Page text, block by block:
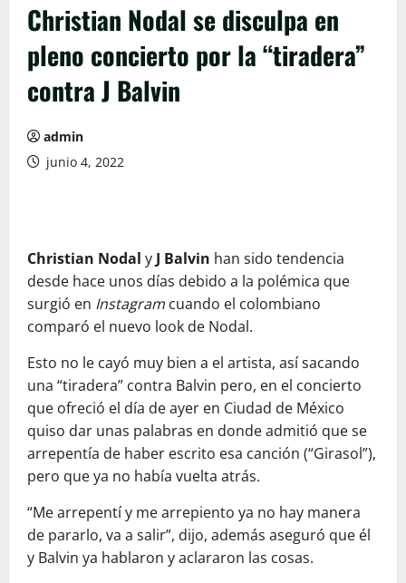
Christian Nodal se disculpa en
pleno concierto por la “tiradera”
contra J Balvin
admin
junio 4, 2022
Christian Nodal y J Balvin han sido tendencia
desde hace unos días debido a la polémica que
surgió en Instagram cuando el colombiano
comparó el nuevo look de Nodal.
Esto no le cayó muy bien a el artista, así sacando
una “tiradera” contra Balvin pero, en el concierto
que ofreció el día de ayer en Ciudad de México
quiso dar unas palabras en donde admitió que se
arrepentía de haber escrito esa canción (“Girasol”),
pero que ya no había vuelta atrás.
“Me arrepentí y me arrepiento ya no hay manera
de pararlo, va a salir”, dijo, además aseguró que él
y Balvin ya hablaron y aclararon las cosas.